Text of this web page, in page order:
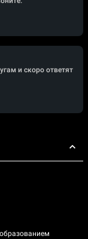
и скоро ответят